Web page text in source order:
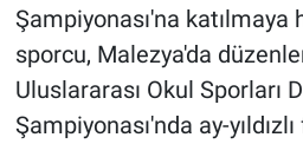
Şampiyonası'na katılmaya
sporcu, Malezya'da
Uluslararası Okul Sporları
Şampiyonası'nda ay-